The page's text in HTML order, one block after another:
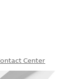
Center